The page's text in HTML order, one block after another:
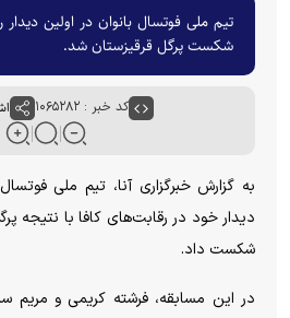
تیم ملی فوتسال بانوان در اولین
شکست پرگل قرقیزستان شد.
کد خبر : ۱۰۶۵۲۸۲
به گزارش خبرگزاری آنا، تیم ملی
دیدار خود در رقابت‌های کافا با نتیجه
شکست داد.
در این مسابقه، فرشته کریمی و مریم